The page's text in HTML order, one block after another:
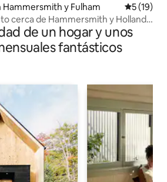
Hammersmith y Fulham
5 (19)
cerca de Hammersmith y Holland
de un hogar y unos
fantásticos